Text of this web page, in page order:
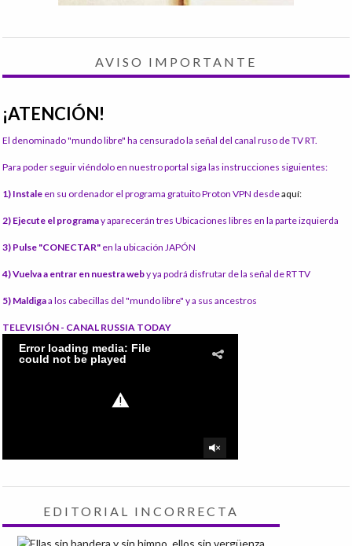
AVISO IMPORTANTE
¡ATENCIÓN!
El denominado "mundo libre" ha censurado la señal del canal ruso de TV RT.
Para poder seguir viéndolo en nuestro portal siga las instrucciones siguientes:
1) Instale en su ordenador el programa gratuito Proton VPN desdeaquí:
2) Ejecute el programay aparecerán tres Ubicaciones libres en la parte izquierda
3) Pulse "CONECTAR" en la ubicación JAPÓN
4) Vuelva a entrar en nuestra weby ya podrá disfrutar de la señal de RT TV
5) Maldigaa los cabecillas del "mundo libre" y a sus ancestros
TELEVISIÓN - CANAL RUSSIA TODAY
EDITORIAL INCORRECTA